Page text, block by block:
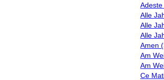
Alle
Alle
Alle
Amen
Am
Am
Ce